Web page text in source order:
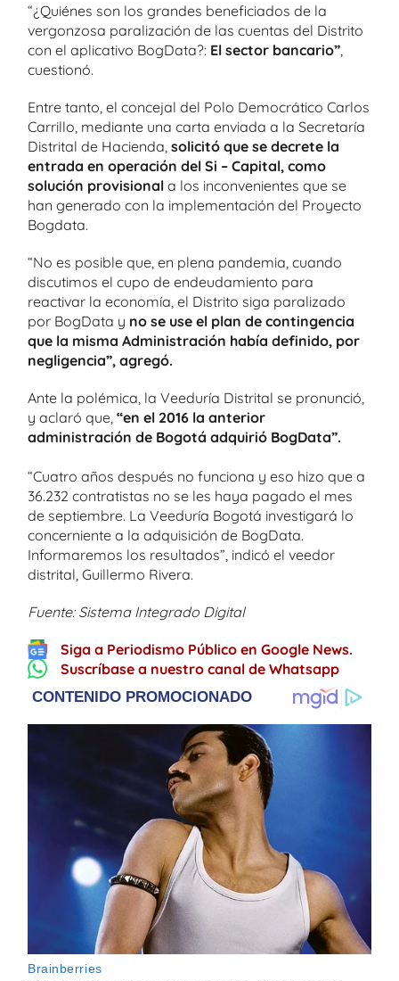
“¿Quiénes son los grandes beneficiados de la
vergonzosa paralización de las cuentas del Distrito
con el aplicativo BogData?: El sector bancario”
cuestionó.
Entre tanto, el concejal del Polo Democrático Carlos
Carrillo, mediante una carta enviada a la Secretaría
Distrital de Hacienda, solicitó que se decrete la
entrada en operación del Si – Capital, como
solución provisional a los inconvenientes que se
han generado con la implementación del Proyecto
Bogdata.
“No es posible que, en plena pandemia, cuando
discutimos el cupo de endeudamiento para
reactivar la economía, el Distrito siga paralizado
por BogData y no se use el plan de contingencia
que la misma Administración había definido, por
negligencia”, agregó.
Ante la polémica, la Veeduría Distrital se pronunció,
y aclaró que, “en el 2016 la anterior
administración de Bogotá adquirió BogData”.
“Cuatro años después no funciona y eso hizo que a
36.232 contratistas no se les haya pagado el mes
de septiembre. La Veeduría Bogotá investigará lo
concerniente a la adquisición de BogData.
Informaremos los resultados”, indicó el veedor
distrital, Guillermo Rivera.
Fuente: Sistema Integrado Digital
Siga a Periodismo Público en Google News.
Suscríbase a nuestro canal de Whatsapp